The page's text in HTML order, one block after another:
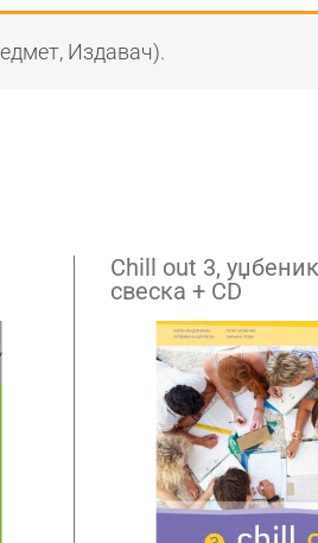
Издавач).
Chill out 3,
свеска + CD